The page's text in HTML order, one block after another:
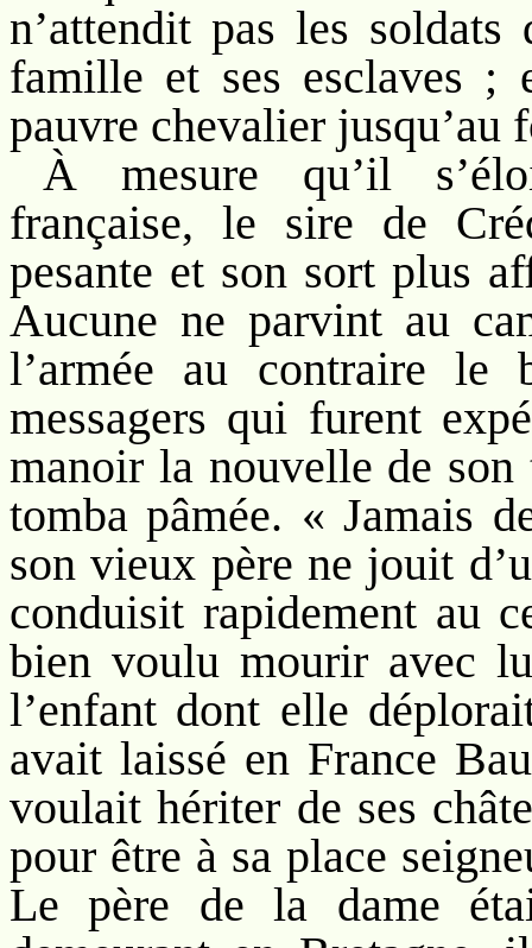
n’attendit pas les
famille et ses esclaves ;
pauvre chevalier jusqu’au
À mesure qu’il
française, le sire de
pesante et son sort plus
Aucune ne parvint au
l’armée au contraire
messagers qui furent
manoir la nouvelle de son
tomba pâmée. « Jamais
son vieux père ne jouit
conduisit rapidement au
bien voulu mourir avec
l’enfant dont elle
avait laissé en France
voulait hériter de ses
pour être à sa place
Le père de la dame